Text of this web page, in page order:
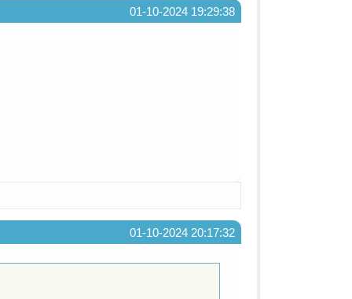
01-10-2024 19:29:38
01-10-2024 20:17:32